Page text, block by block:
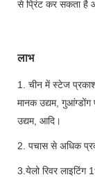
से प्रिंट कर सकता है
लाभ
1. चीन में स्टेज प्रकाश
मानक उद्यम, गुआंग्डोंग
उद्यम, आदि।
2. पचास से अधिक
3.येलो रिवर लाइटिंग